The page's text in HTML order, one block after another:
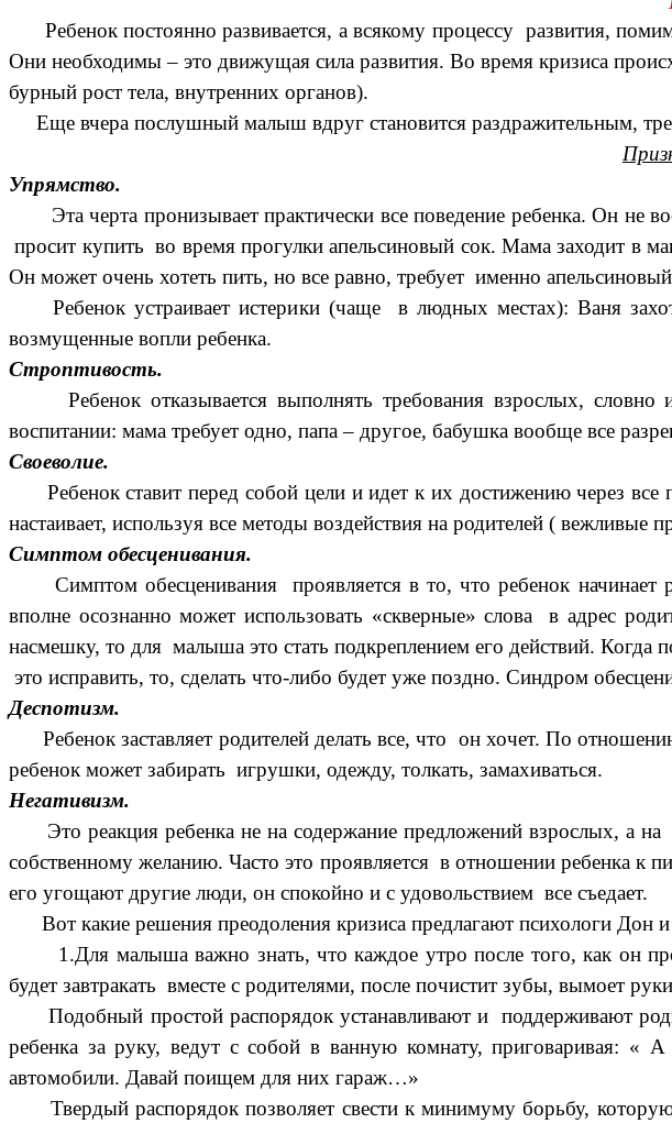
Ребенок постоянно развивается, а всякому процессу развития,
Они необходимы – это движущая сила развития. Во время кризиса
бурный рост тела, внутренних органов).
Еще вчера послушный малыш вдруг становится раздражительным,
Упрямство.
Эта черта пронизывает практически все поведение ребенка. Он не
просит купить во время прогулки апельсиновый сок. Мама заходит в
Он может очень хотеть пить, но все равно, требует именно
Ребенок устраивает истерики (чаще в людных местах): Ваня
возмущенные вопли ребенка.
Строптивость.
Ребенок отказывается выполнять требования взрослых, словно
воспитании: мама требует одно, папа – другое, бабушка вообще все
Своеволие.
Ребенок ставит перед собой цели и идет к их достижению через все
настаивает, используя все методы воздействия на родителей (
Симптом обесценивания.
Симптом обесценивания проявляется в то, что ребенок начинает
вполне осознанно может использовать «скверные» слова в адрес
насмешку, то для малыша это стать подкреплением его действий. Когда
это исправить, то, сделать что-либо будет уже поздно. Синдром
Деспотизм.
Ребенок заставляет родителей делать все, что он хочет. По
ребенок может забирать игрушки, одежду, толкать, замахиваться.
Негативизм.
Это реакция ребенка не на содержание предложений взрослых, а на
собственному желанию. Часто это проявляется в отношении ребенка к
его угощают другие люди, он спокойно и с удовольствием все съедает.
Вот какие решения преодоления кризиса предлагают психологи
1.Для малыша важно знать, что каждое утро после того, как он
будет завтракать вместе с родителями, после почистит зубы, вымоет
Подобный простой распорядок устанавливают и поддерживают
ребенка за руку, ведут с собой в ванную комнату, приговаривая:
автомобили. Давай поищем для них гараж…»
Твердый распорядок позволяет свести к минимуму борьбу, которую